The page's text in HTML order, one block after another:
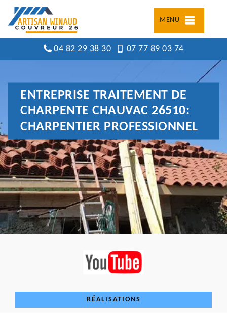
MENU
04 82 29 38 30 07 77 89 03 74
ENTREPRISE TRAITEMENT DE
CHARPENTE CHAUVAC 26510:
CHARPENTIER PROFESSIONNEL
RÉALISATIONS